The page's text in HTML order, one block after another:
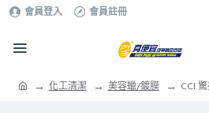
會員登入 會員註冊
化工清潔 美容蠟/鍍膜 CCI